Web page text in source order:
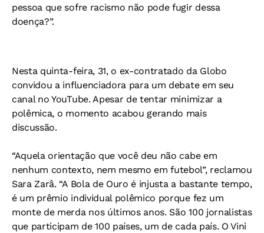
pessoa que sofre racismo não pode fugir dessa
doença?”.
Nesta quinta-feira, 31, o ex-contratado da Globo
convidou a influenciadora para um debate em seu
canal no YouTube. Apesar de tentar minimizar a
polêmica, o momento acabou gerando mais
discussão.
“Aquela orientação que você deu não cabe em
nenhum contexto, nem mesmo em futebol”, reclamou
Sara Zarâ. “A Bola de Ouro é injusta a bastante tempo,
é um prêmio individual polêmico porque fez um
monte de merda nos últimos anos. São 100 jornalistas
que participam de 100 países, um de cada país. O Vini